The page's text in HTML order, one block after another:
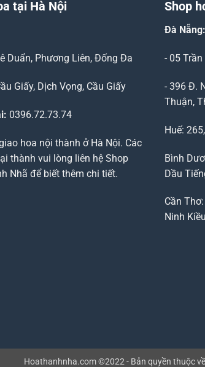
tại Hà Nội
Duẩn, Phương Liên, Đống Đa
Giấy, Dịch Vọng, Cầu Giấy
0396.72.73.74
hoa nội thành ở Hà Nội. Các
thành vui lòng liên hệ Shop
Nhã để biết thêm chi tiết.
Shop
Đà Nẵng:
- 05
- 396 Đ.
Thuận,
Huế:
Bình
Dầu
Cần
Ninh Kiều
Hoathanhnha.com ©2022 - Bản quyền thuộc